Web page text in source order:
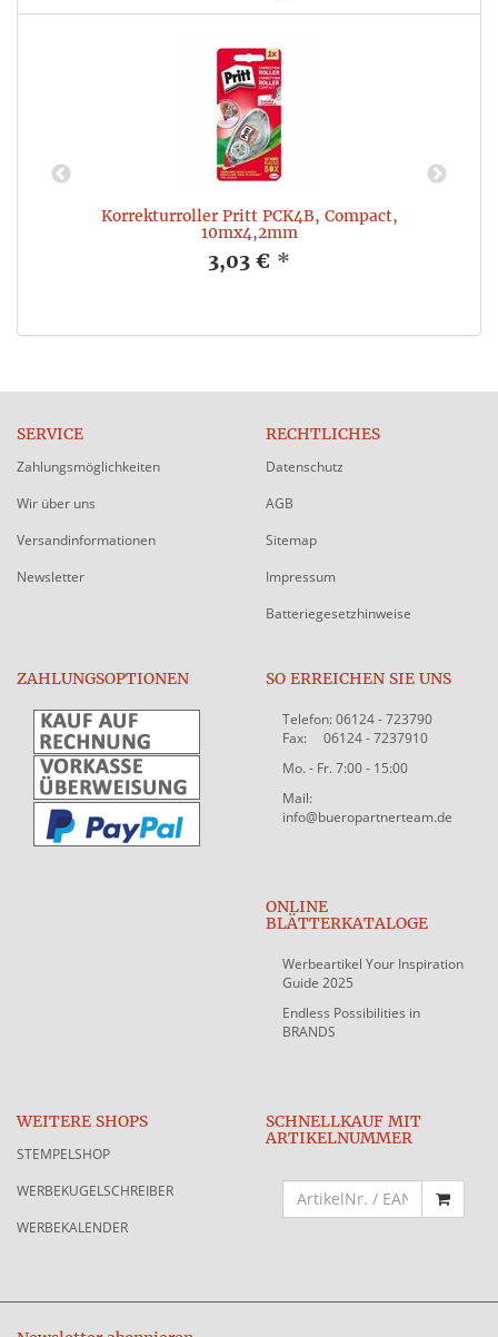
Korrekturroller Pritt PCK4B, Compact,
10mx4,2mm
3,03 € *
SERVICE
Zahlungsmöglichkeiten
Wir über uns
Versandinformationen
Newsletter
RECHTLICHES
Datenschutz
AGB
Sitemap
Impressum
Batteriegesetzhinweise
ZAHLUNGSOPTIONEN SO ERREICHEN SIE UNS
Telefon: 06124 - 723790
Fax: 06124 - 7237910
Mo. - Fr. 7:00 - 15:00
Mail:
info@bueropartnerteam.de
ONLINE
BLÄTTERKATALOGE
Werbeartikel Your Inspiration
Guide 2025
Endless Possibilities in
BRANDS
WEITERE SHOPS
STEMPELSHOP
WERBEKUGELSCHREIBER
WERBEKALENDER
SCHNELLKAUF MIT
ARTIKELNUMMER